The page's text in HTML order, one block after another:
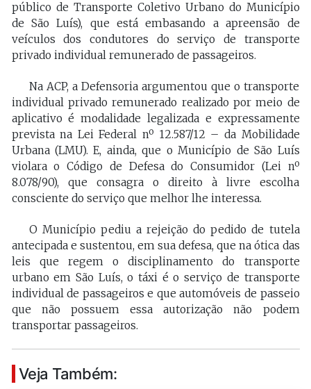
público de Transporte Coletivo Urbano do Município
de São Luís), que está embasando a apreensão de
veículos dos condutores do serviço de transporte
privado individual remunerado de passageiros.
Na ACP, a Defensoria argumentou que o transporte
individual privado remunerado realizado por meio de
aplicativo é modalidade legalizada e expressamente
prevista na Lei Federal nº 12.587/12 – da Mobilidade
Urbana (LMU). E, ainda, que o Município de São Luís
violara o Código de Defesa do Consumidor (Lei nº
8.078/90), que consagra o direito à livre escolha
consciente do serviço que melhor lhe interessa.
O Município pediu a rejeição do pedido de tutela
antecipada e sustentou, em sua defesa, que na ótica das
leis que regem o disciplinamento do transporte
urbano em São Luís, o táxi é o serviço de transporte
individual de passageiros e que automóveis de passeio
que não possuem essa autorização não podem
transportar passageiros.
Veja Também: